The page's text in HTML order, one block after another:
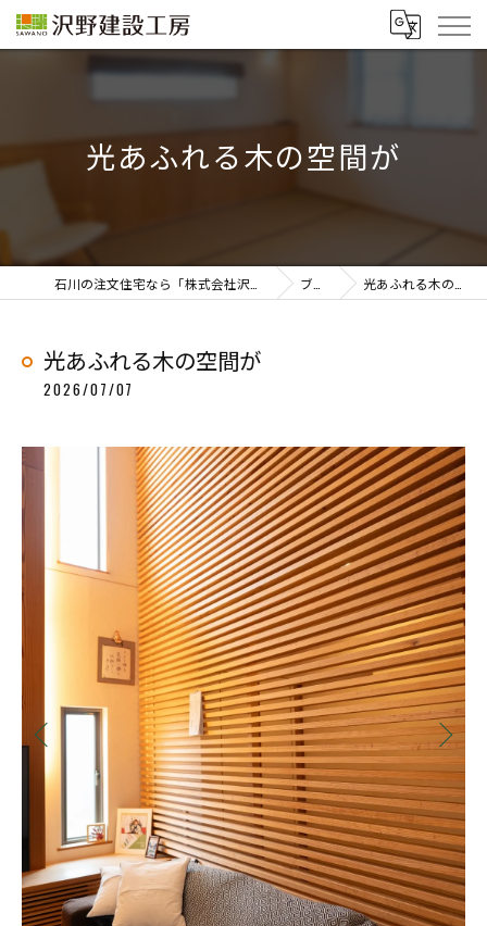
光あふれる木の空間が
ブログ 光あふれる木の空間が
光あふれる木の空間が
2026/07/07